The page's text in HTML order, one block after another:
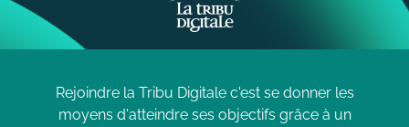
Rejoindre la Tribu Digitale c'est se donner les
moyens d'atteindre ses objectifs grâce à un